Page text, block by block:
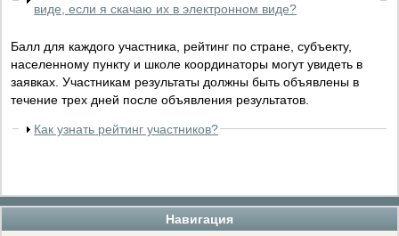
Навигация
виде, если я скачаю их в электронном виде?
Балл для каждого участника, рейтинг по стране, субъекту,
населенному пункту и школе координаторы могут увидеть в
заявках. Участникам результаты должны быть объявлены в
течение трех дней после объявления результатов.
Как узнать рейтинг участников?